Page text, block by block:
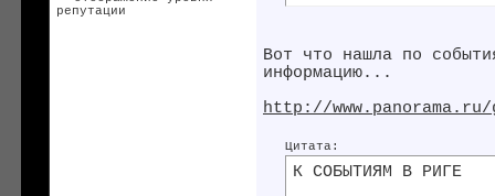
Вот что нашла по
информацию...
http://
Цитата:
К СОБЫТИЯМ В РИГЕ